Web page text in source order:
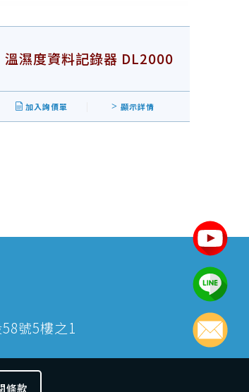
溫濕度資料記錄器 DL2000
加入詢價單 顯示詳情
號5樓之1
條款